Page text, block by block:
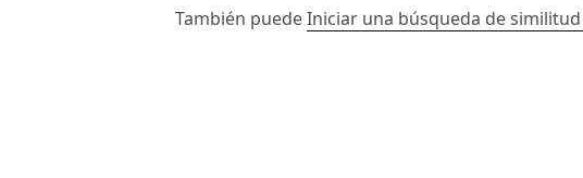
También puedeIniciar una búsqueda de similitud